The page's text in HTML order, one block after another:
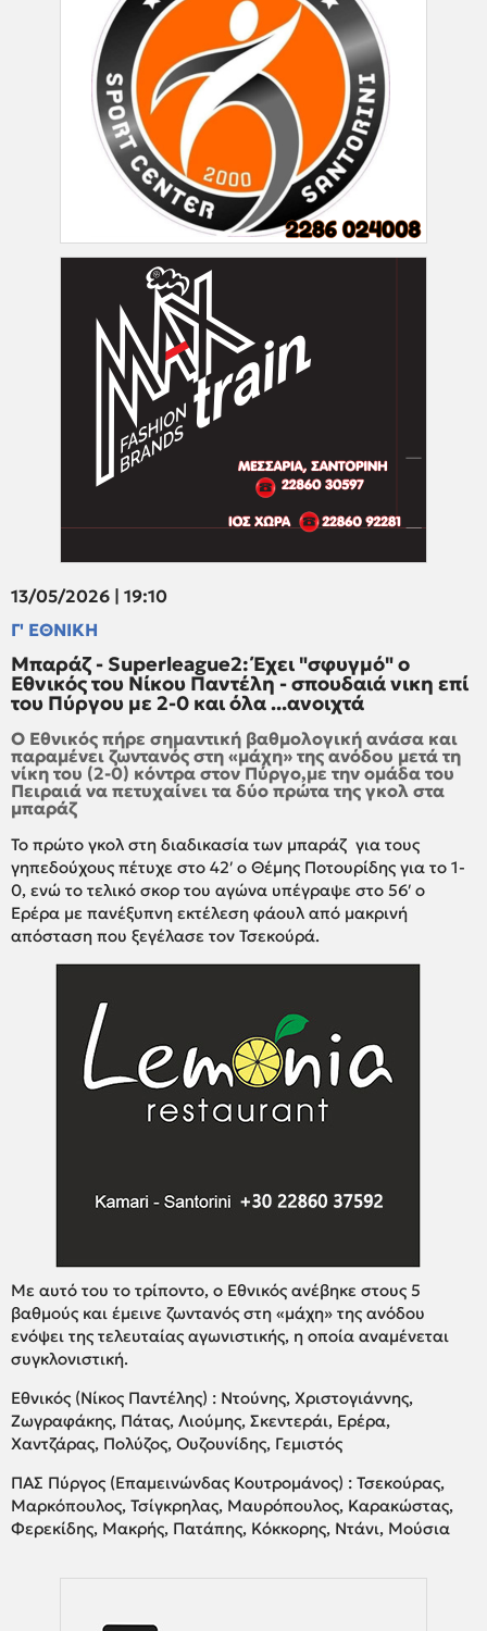
13/05/2026 | 19:10
Γ' ΕΘΝΙΚΗ
Μπαράζ - Superleague2: Έχει "σφυγμό" ο
Εθνικός του Νίκου Παντέλη - σπουδαιά νικη επί
του Πύργου με 2-0 και όλα ...ανοιχτά
Ο Εθνικός πήρε σημαντική βαθμολογική ανάσα και
παραμένει ζωντανός στη «μάχη» της ανόδου μετά τη
νίκη του (2-0) κόντρα στον Πύργο,με την ομάδα του
Πειραιά να πετυχαίνει τα δύο πρώτα της γκολ στα
μπαράζ
Το πρώτο γκολ στη διαδικασία των μπαράζ για τους
γηπεδούχους πέτυχε στο 42′ ο Θέμης Ποτουρίδης για το 1-
0, ενώ το τελικό σκορ του αγώνα υπέγραψε στο 56′ ο
Ερέρα με πανέξυπνη εκτέλεση φάουλ από μακρινή
απόσταση που ξεγέλασε τον Τσεκούρά.
Με αυτό του το τρίποντο, ο Εθνικός ανέβηκε στους 5
βαθμούς και έμεινε ζωντανός στη «μάχη» της ανόδου
ενόψει της τελευταίας αγωνιστικής, η οποία αναμένεται
συγκλονιστική.
Εθνικός (Νίκος Παντέλης) : Ντούνης, Χριστογιάννης,
Ζωγραφάκης, Πάτας, Λιούμης, Σκεντεράι, Ερέρα,
Χαντζάρας, Πολύζος, Ουζουνίδης, Γεμιστός
ΠΑΣ Πύργος (Επαμεινώνδας Κουτρομάνος) : Τσεκούρας,
Μαρκόπουλος, Τσίγκρηλας, Μαυρόπουλος, Καρακώστας,
Φερεκίδης, Μακρής, Πατάπης, Κόκκορης, Ντάνι, Μούσια